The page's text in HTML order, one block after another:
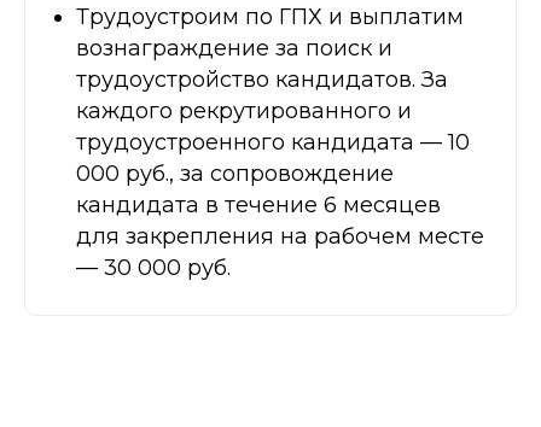
Трудоустроим по ГПХ и выплатим
вознаграждение за поиск и
трудоустройство кандидатов. За
каждого рекрутированного и
трудоустроенного кандидата — 10
000 руб., за сопровождение
кандидата в течение 6 месяцев
для закрепления на рабочем месте
— 30 000 руб.